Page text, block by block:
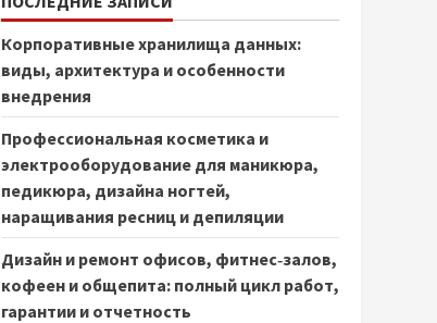
Корпоративные хранилища данных:
виды, архитектура и особенности
внедрения
Профессиональная косметика и
электрооборудование для маникюра,
педикюра, дизайна ногтей,
наращивания ресниц и депиляции
Дизайн и ремонт офисов, фитнес‑залов,
кофеен и общепита: полный цикл работ,
гарантии и отчетность